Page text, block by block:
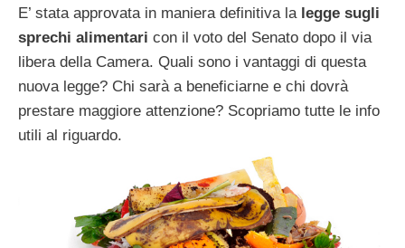
E’ stata approvata in maniera definitiva la legge sugli
sprechi alimentari con il voto del Senato dopo il via
libera della Camera. Quali sono i vantaggi di questa
nuova legge? Chi sarà a beneficiarne e chi dovrà
prestare maggiore attenzione? Scopriamo tutte le info
utili al riguardo.